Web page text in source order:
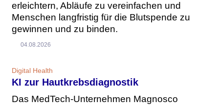
erleichtern, Abläufe zu vereinfachen und
Menschen langfristig für die Blutspende zu
gewinnen und zu binden.
04.08.2026
Digital Health
KI zur Hautkrebsdiagnostik
Das MedTech-Unternehmen Magnosco